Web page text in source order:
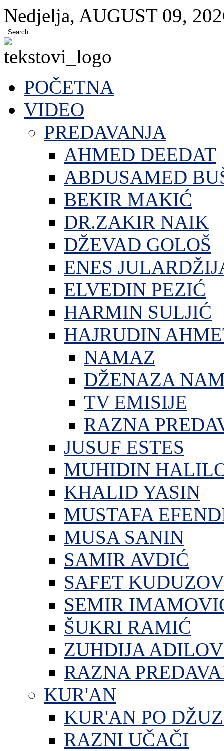
Nedjelja, AUGUST 09,
POČETNA
VIDEO
PREDAVANJA
AHMED DEEDAT
ABDUSAMED
BEKIR MAKIĆ
DR.ZAKIR NAIK
DŽEVAD GOLOŠ
ENES
ELVEDIN PEZIĆ
HARMIN SULJIĆ
HAJRUDIN
NAMAZ
DŽENAZA
TV EMISIJE
RAZNA
JUSUF ESTES
MUHIDIN
KHALID YASIN
MUSTAFA
MUSA SANIN
SAMIR AVDIĆ
SAFET
SEMIR
ŠUKRI RAMIĆ
ZUHDIJA
RAZNA
KUR'AN
KUR'AN PO
RAZNI UČAČI